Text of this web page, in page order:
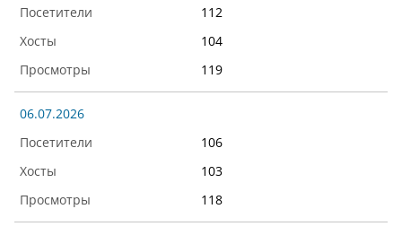
112
104
119
06.07.2026
106
103
118